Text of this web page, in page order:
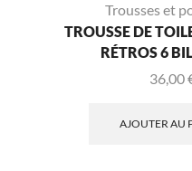
Trousses et
TROUSSE DE
RÉTROS 6
36,00
AJOUTER AU